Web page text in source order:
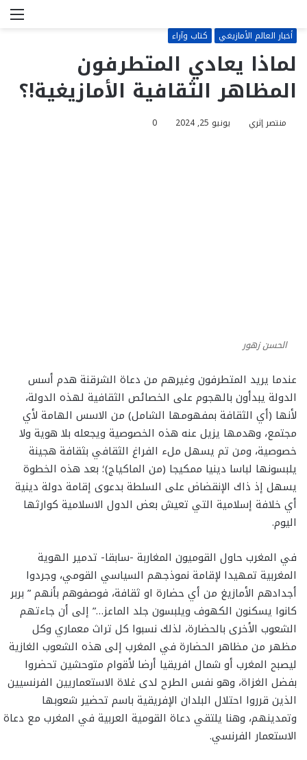
عن
أخبار العالم الأمازيغي كتاب وآراء
لماذا يعادي المتطرفون
المظاهر الثقافية الأمازيغية!؟
منتصر إثري يونيو 25, 2024 0
الحسن زهور
عندما يريد المتطرفون وغيرهم من دعاة الشرقنة هدم أسس
الدولة يبدأون بالهجوم على الخصائص الثقافية لهذه الدولة،
لأنها (أي الثقافة بمفهومها الشامل) من الاسس الهامة لأي
مجتمع، وهدمها يزيل عنه هذه الخصوصية ويجعله بلا هوية ولا
خصوصية، ومن تم يسهل ملء الفراغ الثقافي بثقافة هجينة
يلبسونها لباسا دينيا ممكيجا (من الماكياج)؛ بعد هذه الخطوة
يسهل إذ ذاك الإنقضاض على السلطة بدعوى إقامة دولة دينية
أي خلافة إسلامية التي تعيش بعض الدول الاسلامية كوارثها
اليوم.
في المغرب حاول القوميون المغاربة -سابقا- تدمير الهوية
المغربية تمهيدا لإقامة نموذجهم السياسي القومي، وجردوا
أجدادهم الأمازيغ من أي حضارة او ثقافة، فوصفوهم بأنهم ” بربر
كانوا يسكنون الكهوف ويلبسون جلد الماعز…” إلى أن جاءتهم
الشعوب الأخرى بالحضارة، لذلك نسبوا كل تراث معماري وكل
مظهر من مظاهر الحضارة في المغرب إلى هذه الشعوب الغازية
ليصبح المغرب أو شمال افريقيا أرضا لأقوام متوحشين تحضروا
بفضل الغزاة، وهو نفس الطرح لدى غلاة الاستعماريين الفرنسيين
الذين قرروا احتلال البلدان الإفريقية باسم تحضير شعوبها
وتمدينهم، وهنا يلتقي دعاة القومية العربية في المغرب مع دعاة
الاستعمار الفرنسي.